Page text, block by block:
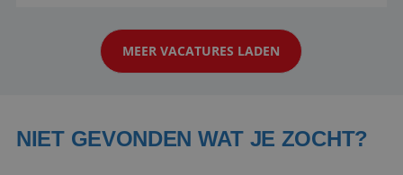
klanten te overtuigen om die droomreis te
boeken! ...
MEER VACATURES LADEN
NIET GEVONDEN WAT JE ZOCHT?
Naam
Aanbieder/
Domein
PHPSESSID
PHP.net